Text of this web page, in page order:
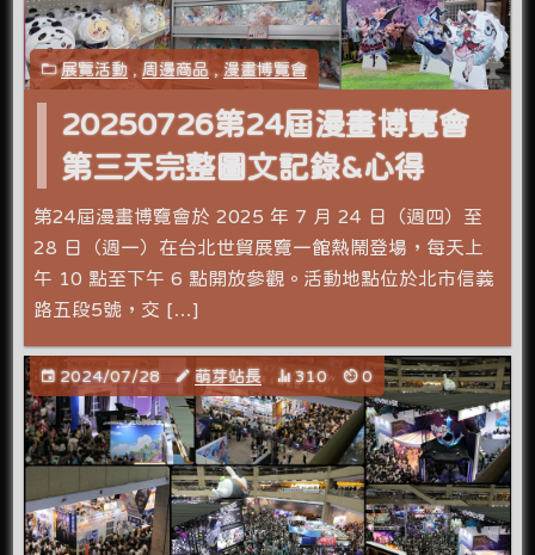
展覽活動,周邊商品 漫畫博覽會
20250726第24屆漫畫博覽會
第三天完整圖文記錄&心得
第24屆漫畫博覽會於 2025 年 7 月 24 日（週四）至
28 日（週一）在台北世貿展覽一館熱鬧登場，每天上
午 10 點至下午 6 點開放參觀。活動地點位於北市信義
路五段5號，交 […]
2024/07/28 萌芽站長 310 0